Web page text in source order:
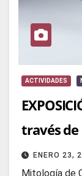
ACTIVIDADES
través
ENERO 23,
Mitología de